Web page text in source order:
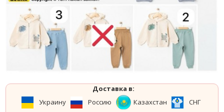
Доставка в:
Украину
Россию Казахстан
СНГ